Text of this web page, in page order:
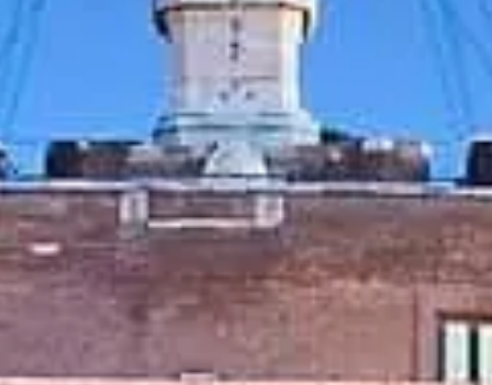
Mit érdemes megnézni Történelem
információk
MagyarHU